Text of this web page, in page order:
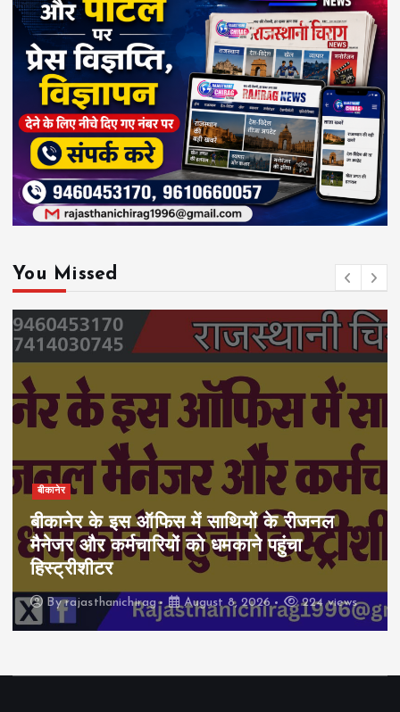
You Missed
बीकानेर
बीकानेर के इस ऑफिस में साथियों के रीजनल
मैनेजर और कर्मचारियों को धमकाने पहुंचा
हिस्ट्रीशीटर
Byrajasthanichirag August 8, 2026 224 views